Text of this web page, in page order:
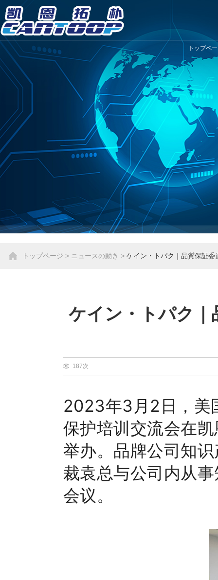
トップペ
トップページ > ニュースの動き > ケイン・トパク｜品質保証
ケイン・トパク｜
187次
2023年3月2日，美
保护培训交流会在
举办。品牌公司知
裁袁总与公司内从
会议。